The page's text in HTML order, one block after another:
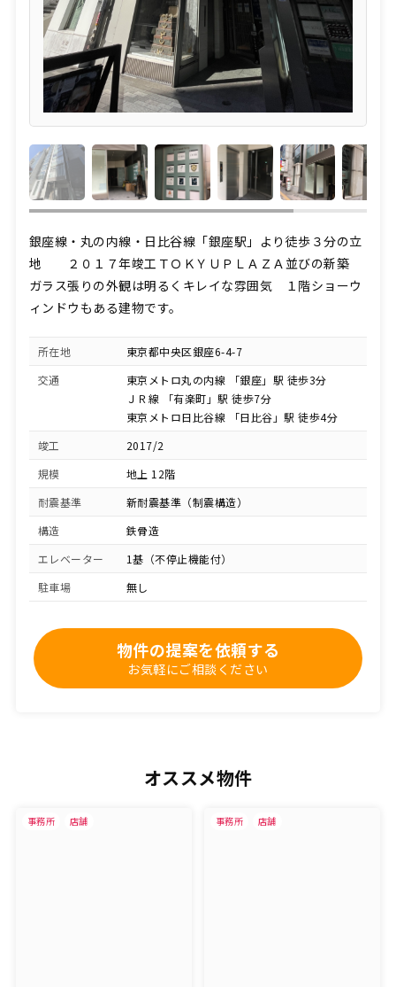
銀座線・丸の内線・日比谷線「銀座駅」より徒歩３分の立
地 ２０１７年竣工ＴＯＫＹＵＰＬＡＺＡ並びの新築
ガラス張りの外観は明るくキレイな雰囲気 １階ショーウ
ィンドウもある建物です。
所在地
東京都中央区銀座6-4-7
交通
東京メトロ丸の内線 「銀座」駅 徒歩3分
ＪＲ線 「有楽町」駅 徒歩7分
東京メトロ日比谷線 「日比谷」駅 徒歩4分
竣工
2017/2
規模
地上 12階
耐震基準
新耐震基準（制震構造）
構造
鉄骨造
エレベーター
1基（不停止機能付）
駐車場
無し
物件の提案を依頼する
お気軽にご相談ください
オススメ物件
事務所 店舗 事務所 店舗